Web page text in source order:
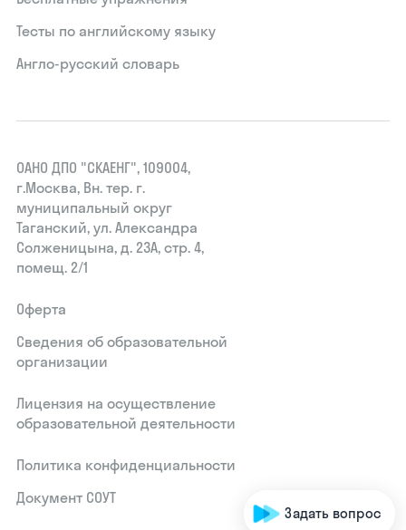
Тесты по английскому языку
Англо-русский словарь
ОАНО ДПО "СКАЕНГ", 109004,
г.Москва, Вн. тер. г.
муниципальный округ
Таганский, ул. Александра
Солженицына, д. 23А, стр. 4,
помещ. 2/1
Оферта
Сведения об образовательной
организации
Лицензия на осуществление
образовательной деятельности
Политика конфиденциальности
Документ СОУТ
Задать вопрос